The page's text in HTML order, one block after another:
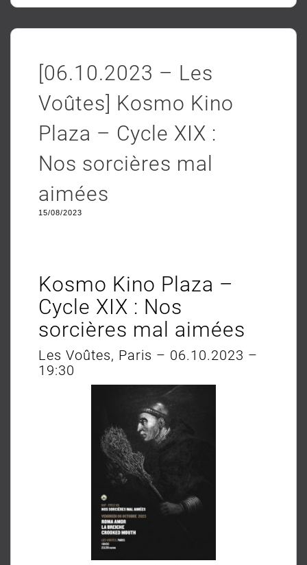
[06.10.2023 – Les
Voûtes] Kosmo Kino
Plaza – Cycle XIX :
Nos sorcières mal
aimées
15/08/2023
Kosmo Kino Plaza –
Cycle XIX : Nos
sorcières mal aimées
Les Voûtes, Paris – 06.10.2023 –
19:30